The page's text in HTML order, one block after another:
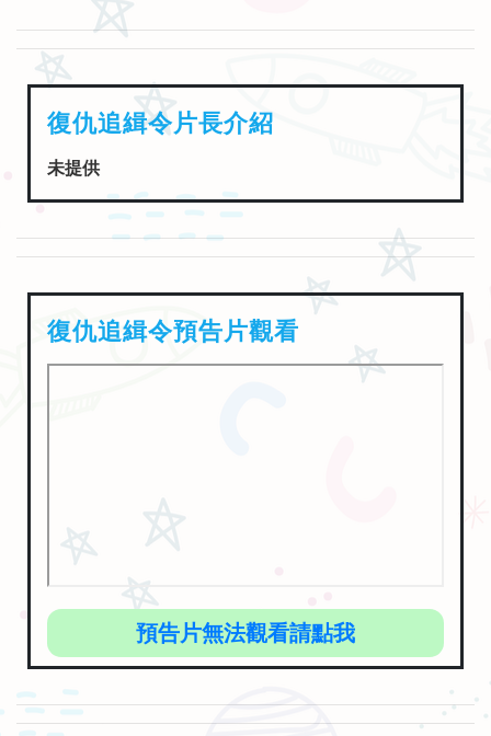
復仇追緝令片長介紹
未提供
復仇追緝令預告片觀看
預告片無法觀看請點我